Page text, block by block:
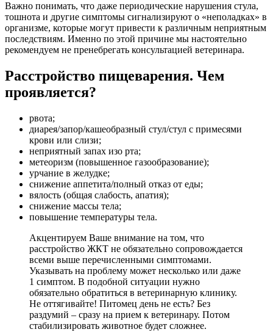
Важно понимать, что даже периодические нарушения стула,
тошнота и другие симптомы сигнализируют о «неполадках» в
организме, которые могут привести к различным неприятным
последствиям. Именно по этой причине мы настоятельно
рекомендуем не пренебрегать консультацией ветеринара.
Расстройство пищеварения. Чем
проявляется?
рвота;
диарея/запор/кашеобразный стул/стул с примесями
крови или слизи;
неприятный запах изо рта;
метеоризм (повышенное газообразование);
урчание в желудке;
снижение аппетита/полный отказ от еды;
вялость (общая слабость, апатия);
снижение массы тела;
повышение температуры тела.
Акцентируем Ваше внимание на том, что
расстройство ЖКТ не обязательно сопровождается
всеми выше перечисленными симптомами.
Указывать на проблему может несколько или даже
1 симптом. В подобной ситуации нужно
обязательно обратиться в ветеринарную клинику.
Не оттягивайте! Питомец день не есть? Без
раздумий – сразу на прием к ветеринару. Потом
стабилизировать животное будет сложнее.